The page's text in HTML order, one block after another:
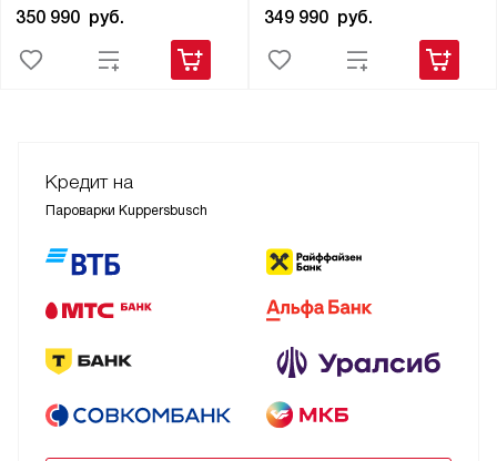
350 990 руб. 349 990 руб.
Кредит на
Пароварки Kuppersbusch